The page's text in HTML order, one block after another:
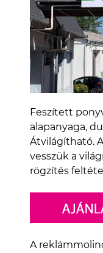
Feszített
alapanyaga,
Átvilágítható.
vesszük a
rögzítés
A